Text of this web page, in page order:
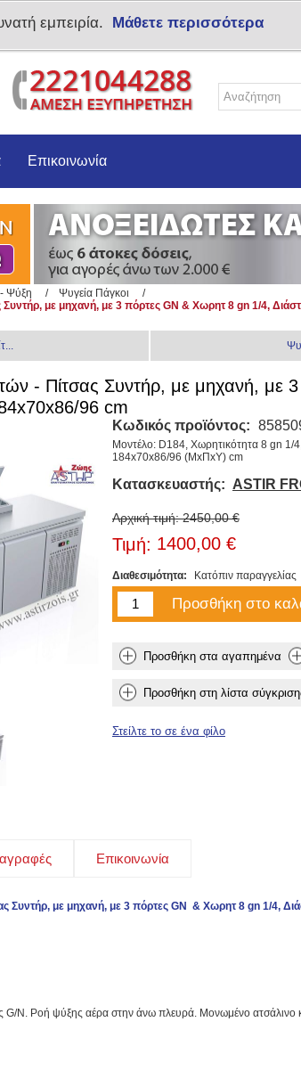
Δημιoυργία λογαριασμού Σύνδεση
Επικοινωνία
- Ψύξη / Ψυγεία Πάγκοι
/
με μηχανή, με 3 πόρτες GN & Χωρητ 8 gn 1/4,
- Πίτσας Συντήρ, με μηχανή, με
96 cm
Κωδικός προϊόντος:
Μοντέλο: D184, Χωρητικότητα 8 gn 1/
184x70x86/96 (ΜxΠxΥ) cm
Κατασκευαστής: ASTIR
Αρχική τιμή: 2450,00 €
Τιμή: 1400,00 €
Διαθεσιμότητα: Κατόπιν παραγγελίας
Επικοινωνία
Συντήρ, με μηχανή, με 3 πόρτες GN & Χωρητ 8 gn 1/4,
G/N. Ροή ψύξης αέρα στην άνω πλευρά. Mονωμένο ατσάλινο
εμπειρία. Μάθετε περισσότερα